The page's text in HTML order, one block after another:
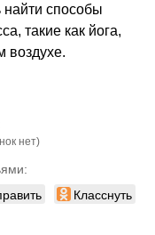
найти способы
такие как йога,
воздухе.
нет)
Класснуть